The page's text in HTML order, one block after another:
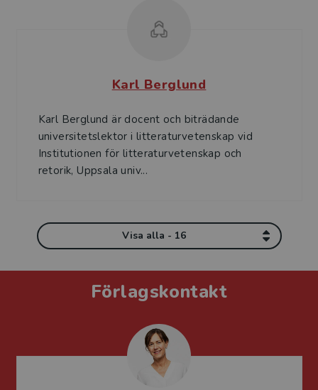
Karl Berglund
Karl Berglund är docent och biträdande
universitetslektor i litteraturvetenskap vid
Institutionen för litteraturvetenskap och
retorik, Uppsala univ...
Visa alla - 16
Förlagskontakt